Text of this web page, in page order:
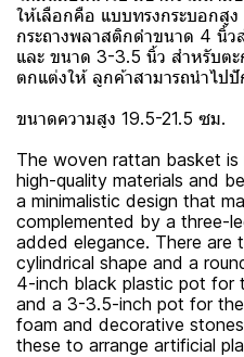
ให้เลือกคือ แบบทรงกระบอกสู
กระถางพลาสติกดำขนาด 4 นิ้ว
และ ขนาด 3-3.5 นิ้ว สำหรับต
ตกแต่งให้ ลูกค้าสามารถนำไป
ขนาดความสูง 19.5-21.5 ซม.
The woven rattan basket is
high-quality materials and
a minimalistic design that
complemented by a three-
added elegance. There are
cylindrical shape and a
4-inch black plastic pot for
and a 3-3.5-inch pot for
foam and decorative
these to arrange artificial